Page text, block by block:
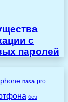
с
паролей
nasa pro
без